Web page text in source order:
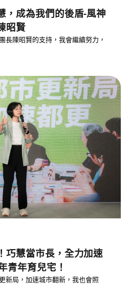
，成為我們的後盾-風神
昭賢
長陳昭賢的支持，我會繼續努力，
巧慧當市長，全力加速
青年育兒宅！
新局，加速城市翻新，我也會照